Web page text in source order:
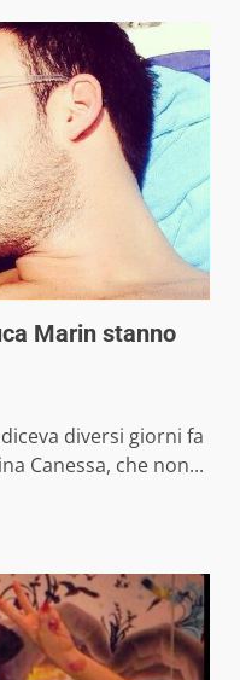
Marin stanno
diversi giorni fa
Canessa, che non...